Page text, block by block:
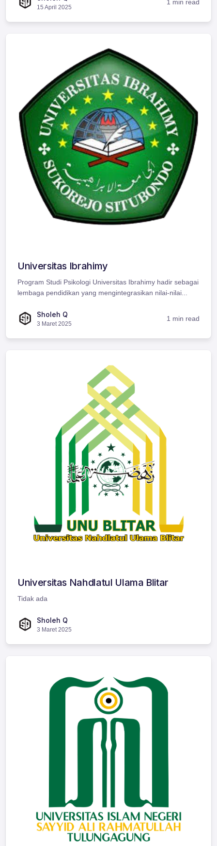
15 April 2025
1 min read
Universitas Ibrahimy
Program Studi Psikologi Universitas Ibrahimy hadir sebagai
lembaga pendidikan yang mengintegrasikan nilai-nilai...
Sholeh Q
3 Maret 2025
1 min read
Universitas Nahdlatul Ulama Blitar
Tidak ada
Sholeh Q
3 Maret 2025